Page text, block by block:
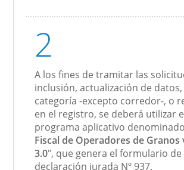
2
A los fines de tramitar las
inclusión, actualización de
categoría -excepto corredor-, o
en el registro, se deberá utilizar
programa aplicativo
Fiscal de Operadores de Granos
3.0", que genera el formulario de
declaración jurada Nº 937.